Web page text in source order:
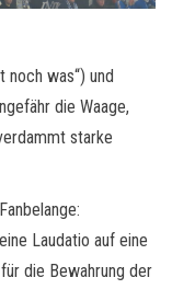
noch was“) und
die Waage,
starke
Laudatio auf eine
die Bewahrung der